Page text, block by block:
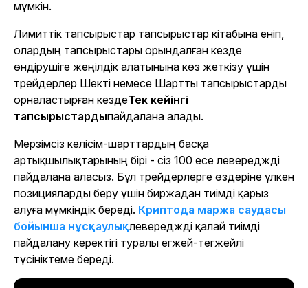
мүмкін.
Лимиттік тапсырыстар тапсырыстар кітабына еніп,
олардың тапсырыстары орындалған кезде
өндірушіге жеңілдік алатынына көз жеткізу үшін
трейдерлер Шекті немесе Шартты тапсырыстарды
орналастырған кездеТек кейінгі
тапсырыстардыпайдалана алады.
Мерзімсіз келісім-шарттардың басқа
артықшылықтарының бірі - сіз 100 есе левереджді
пайдалана аласыз. Бұл трейдерлерге өздеріне үлкен
позицияларды беру үшін биржадан тиімді қарыз
алуға мүмкіндік береді. Криптода маржа саудасы
бойынша нұсқаулықлевереджді қалай тиімді
пайдалану керектігі туралы егжей-тегжейлі
түсініктеме береді.